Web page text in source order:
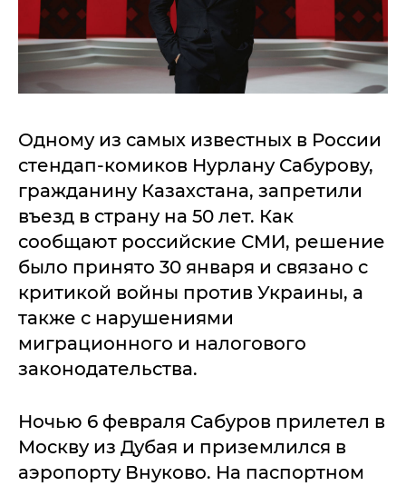
Одному из самых известных в России
стендап-комиков Нурлану Сабурову,
гражданину Казахстана, запретили
въезд в страну на 50 лет. Как
сообщают российские СМИ, решение
было принято 30 января и связано с
критикой войны против Украины, а
также с нарушениями
миграционного и налогового
законодательства.
Ночью 6 февраля Сабуров прилетел в
Москву из Дубая и приземлился в
аэропорту Внуково. На паспортном